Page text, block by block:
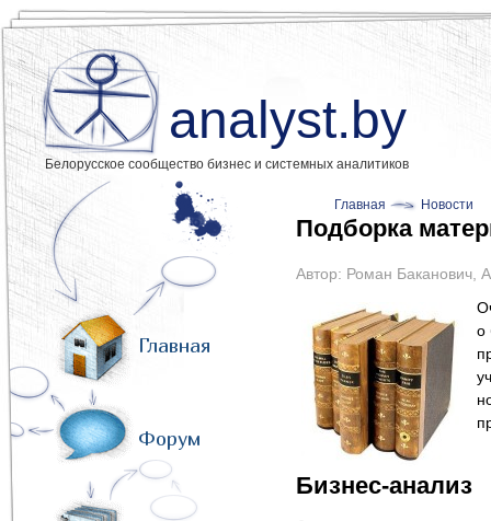
analyst.by
Белорусское сообщество бизнес и системных аналитиков
Главная
Форум
Главная Новости
Подборка
Автор: Роман Баканович
о
Бизнес-анализ